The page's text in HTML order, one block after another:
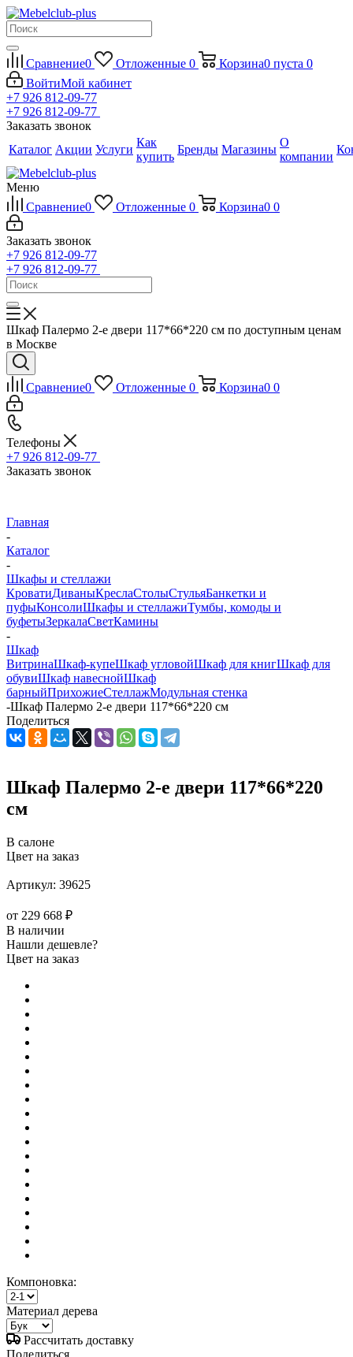
Сравнение0 Отложенные 0 Корзина0 пуста 0
ВойтиМой кабинет
+7 926 812-09-77
+7 926 812-09-77
Заказать звонок
Каталог Акции Услуги
Как
купить
Бренды Магазины
О
компании
Меню
Сравнение0 Отложенные 0 Корзина0 0
Заказать звонок
+7 926 812-09-77
+7 926 812-09-77
Шкаф Палермо 2-е двери 117*66*220 см по доступным ценам
в Москве
Сравнение0 Отложенные 0 Корзина0 0
Телефоны
+7 926 812-09-77
Заказать звонок
Главная
-
Каталог
-
Шкафы и стеллажи
КроватиДиваныКреслаСтолыСтульяБанкетки и
пуфыКонсолиШкафы и стеллажиТумбы, комоды и
буфетыЗеркалаСветКамины
-
Шкаф
ВитринаШкаф-купеШкаф угловойШкаф для книгШкаф для
обувиШкаф навеснойШкаф
барныйПрихожиеСтеллажМодульная стенка
-Шкаф Палермо 2-е двери 117*66*220 см
Поделиться
Шкаф Палермо 2-е двери 117*66*220
см
В салоне
Цвет на заказ
Артикул: 39625
от 229 668 ₽
В наличии
Нашли дешевле?
Цвет на заказ
Компоновка:
Материал дерева
Рассчитать доставку
Поделиться